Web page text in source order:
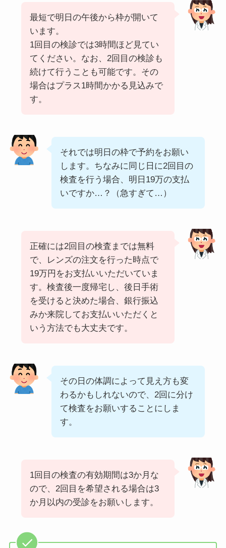
最短で明日の午後から枠が開いて
います。
1回目の検診では3時間ほど見てい
てください。なお、2回目の検診も
続けて行うことも可能です。その
場合はプラス1時間かかる見込みで
す。
それでは明日の枠で予約をお願い
します。ちなみに同じ日に2回目の
検査を行う場合、明日19万の支払
いですか…？（急すぎて…）
正確には2回目の検査までは無料
で、レンズの注文を行った時点で
19万円をお支払いいただいていま
す。検査後一度帰宅し、後日手術
を受けると決めた場合、銀行振込
みか来院してお支払いいただくと
いう方法でも大丈夫です。
その日の体調によって見え方も変
わるかもしれないので、2回に分け
て検査をお願いすることにしま
す。
1回目の検査の有効期間は3か月な
ので、2回目を希望される場合は3
か月以内の受診をお願いします。